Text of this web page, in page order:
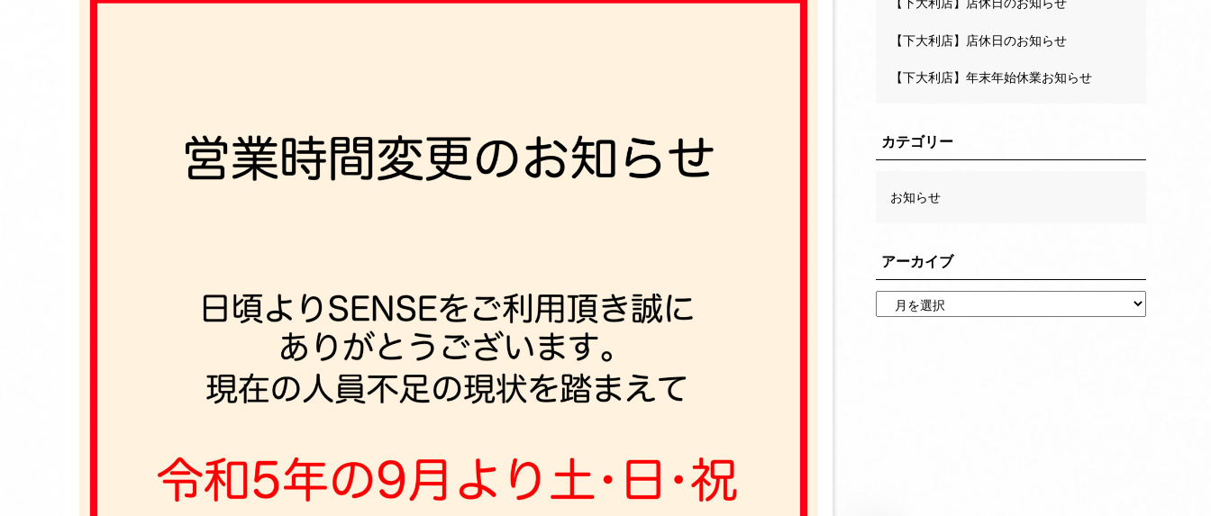
【下大利店】店休日のお知らせ
【下大利店】年末年始休業お知らせ
カテゴリー
お知らせ
アーカイブ